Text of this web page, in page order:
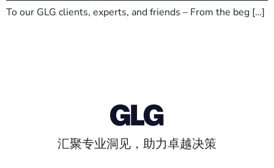
To our GLG clients, experts, and friends – From the beg […]
汇聚专业洞见，助力卓越决策